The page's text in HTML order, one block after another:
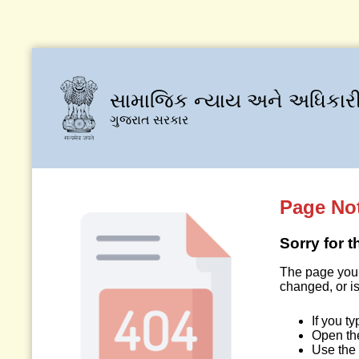
સામાજિક ન્યાય અને
ગુજરાત સરકાર
Page
Sorry for
The page
changed, or
If you
Open
Use